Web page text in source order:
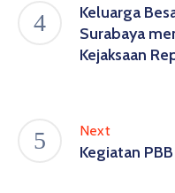
Keluarga
Surabaya
Kejaksaan
Next
Kegiatan PBB